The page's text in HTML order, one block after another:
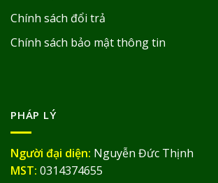
Chính sách đổi trả
Chính sách bảo mật thông tin
PHÁP LÝ
Người đại diện: Nguyễn Đức Thịnh
MST: 0314374655